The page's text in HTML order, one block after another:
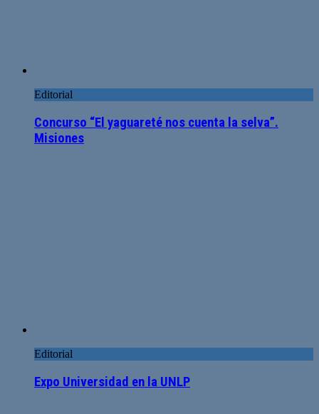
Editorial
Concurso “El yaguareté nos cuenta la selva”.
Misiones
Editorial
Expo Universidad en la UNLP